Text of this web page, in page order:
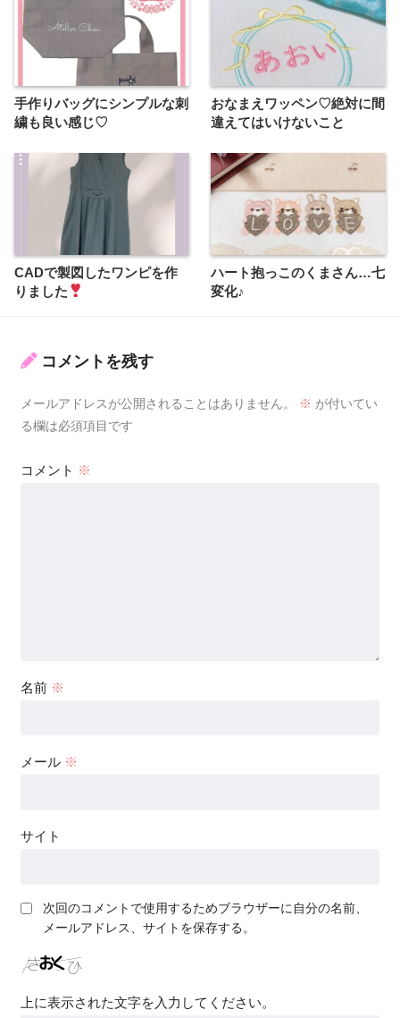
手作りバッグにシンプルな刺
繍も良い感じ♡
おなまえワッペン♡絶対に間
違えてはいけないこと
CADで製図したワンピを作
りました
ハート抱っこのくまさん…七
変化♪
コメントを残す
メールアドレスが公開されることはありません。 ※ が付いてい
る欄は必須項目です
コメント ※
名前 ※
メール ※
サイト
次回のコメントで使用するためブラウザーに自分の名前、
メールアドレス、サイトを保存する。
上に表示された文字を入力してください。